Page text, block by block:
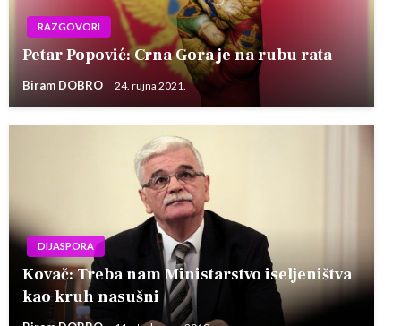
RAZGOVORI
Petar Popović: Crna Gora je na rubu rata
Biram DOBRO 24. rujna 2021.
DIJASPORA
Kovač: Treba nam Ministarstvo iseljeništva
kao kruh nasušni